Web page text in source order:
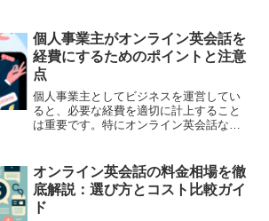
ば良いのか、そしてそれぞれの価格はど
れくらいなのかという点で...
個人事業主がオンライン英会話を
経費にするためのポイントと注意
点
個人事業主としてビジネスを運営してい
ると、必要な経費を適切に計上すること
は重要です。特にオンライン英会話な
は、知っておくべきポイントです。ここ
では、オンライン英会話を経...
オンライン英会話の料金相場を徹
底解説：選び方とコスト比較ガイ
ド